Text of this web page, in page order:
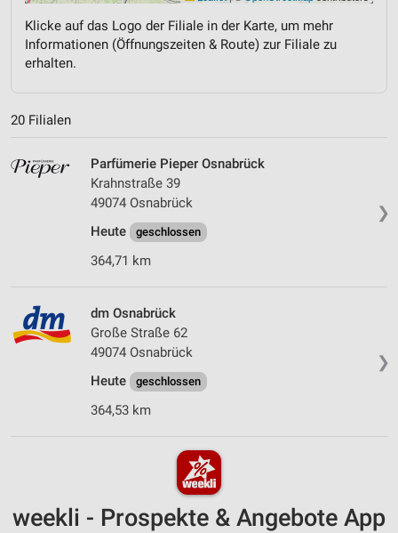
Klicke auf das Logo der Filiale in der Karte, um mehr
Informationen (Öffnungszeiten & Route) zur Filiale zu
erhalten.
20 Filialen
❯
Parfümerie Pieper Osnabrück
Krahnstraße 39
49074 Osnabrück
Heute
geschlossen
364,71 km
❯
dm Osnabrück
Große Straße 62
49074 Osnabrück
Heute
geschlossen
364,53 km
weekli - Prospekte & Angebote App